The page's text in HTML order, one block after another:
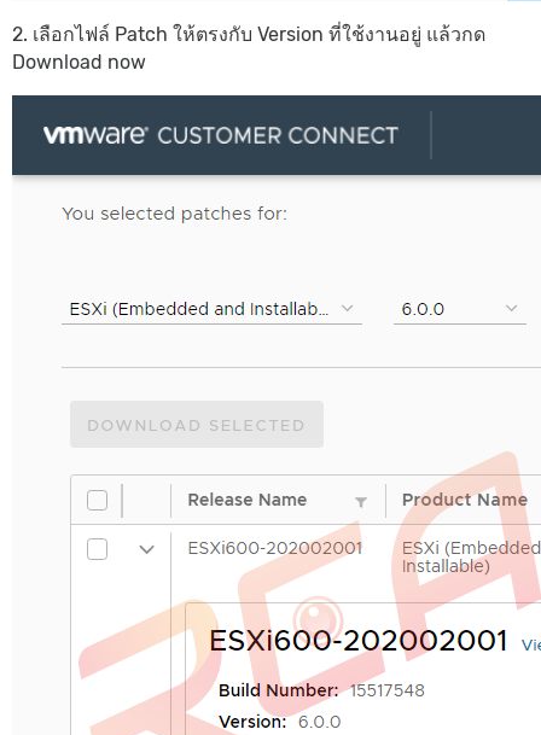
2. เลือกไฟล์ Patch ให้ตรงกับ Version ที่ใช้งานอยู่ แล้วกด
Download now